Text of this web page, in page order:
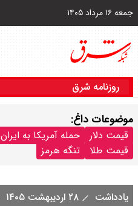
جمعه ۱۶ مرداد ۱۴۰۵
روزنامه شرق
موضوعات داغ:
قیمت دلار حمله آمریکا به ایران
قیمت طلا
تنگه هرمز
یادداشت ۲۸ اردیبهشت ۱۴۰۵